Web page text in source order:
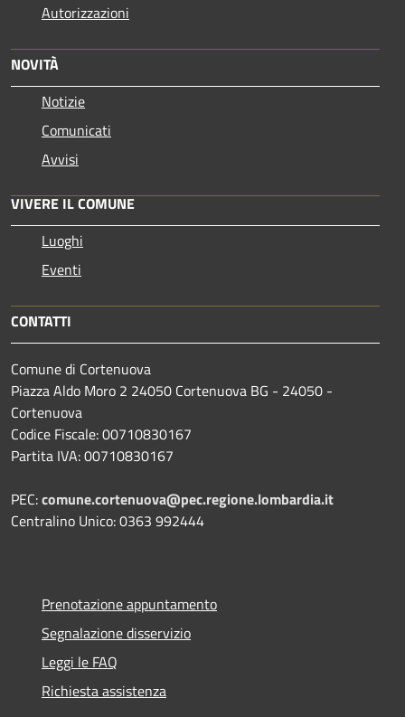
Autorizzazioni
NOVITÀ
Notizie
Comunicati
Avvisi
VIVERE IL COMUNE
Luoghi
Eventi
CONTATTI
Comune di Cortenuova
Piazza Aldo Moro 2 24050 Cortenuova BG - 24050 -
Cortenuova
Codice Fiscale: 00710830167
Partita IVA: 00710830167
PEC:comune.cortenuova@pec.regione.lombardia.it
Centralino Unico: 0363 992444
Prenotazione appuntamento
Segnalazione disservizio
Leggi le FAQ
Richiesta assistenza